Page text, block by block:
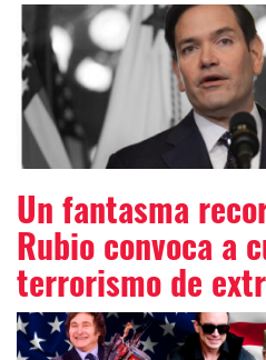
Un fantasma
Rubio convoca a
terrorismo de